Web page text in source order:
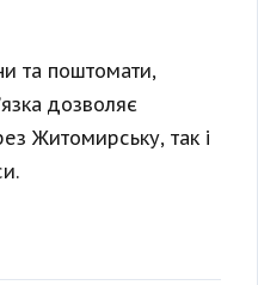
та поштомати,
дозволяє
Житомирську, так і